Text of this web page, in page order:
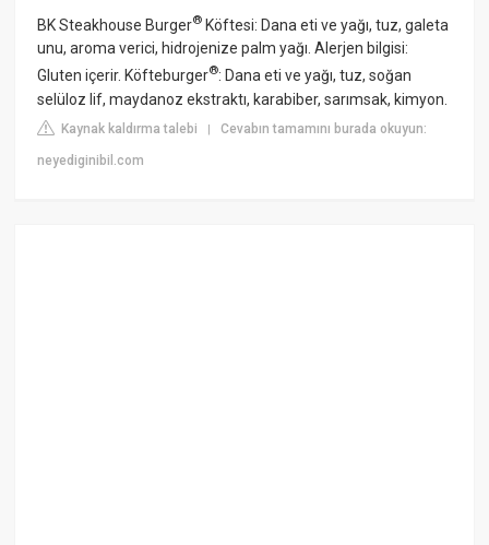
BK Steakhouse Burger® Köftesi: Dana eti ve yağı, tuz, galeta
unu, aroma verici, hidrojenize palm yağı. Alerjen bilgisi:
Gluten içerir. Köfteburger®: Dana eti ve yağı, tuz, soğan
selüloz lif, maydanoz ekstraktı, karabiber, sarımsak, kimyon.
Kaynak kaldırma talebi |Cevabın tamamını burada okuyun:
neyediginibil.com